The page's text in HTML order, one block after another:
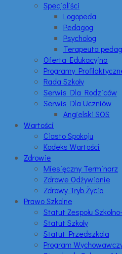
Specjaliści
Logopeda
Pedagog
Psycholog
Terapeuta
Oferta Edukacyjna
Programy
Rada Szkoły
Serwis Dla Rodziców
Serwis Dla Uczniów
Angielski SOS
Wartości
Ciasto Spokoju
Kodeks Wartości
Zdrowie
Miesięczny Terminarz
Zdrowe Odżywianie
Zdrowy Tryb Życia
Prawo Szkolne
Statut Zespołu
Statut Szkoły
Statut Przedszkola
Program